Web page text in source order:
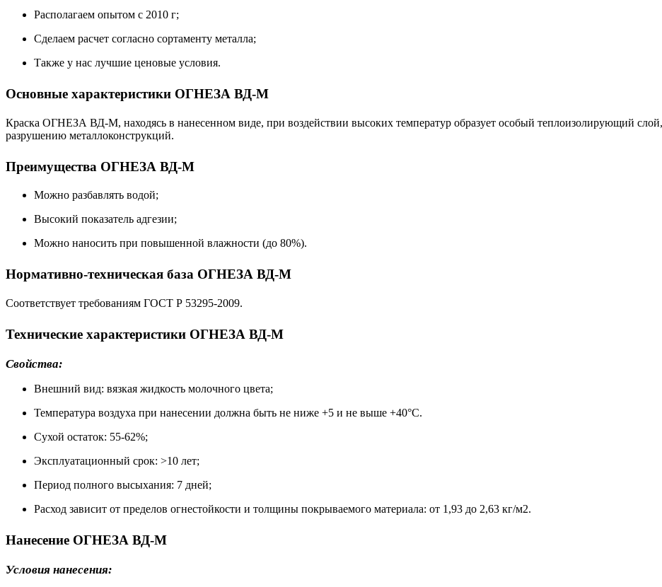
Располагаем опытом с 2010 г;
Сделаем расчет согласно сортаменту металла;
Также у нас лучшие ценовые условия.
Основные характеристики ОГНЕЗА ВД-М
Краска ОГНЕЗА ВД-М, находясь в нанесенном виде, при воздействии высоких температур образует особый теплоизолирующий
разрушению металлоконструкций.
Преимущества ОГНЕЗА ВД-М
Можно разбавлять водой;
Высокий показатель адгезии;
Можно наносить при повышенной влажности (до 80%).
Нормативно-техническая база ОГНЕЗА ВД-М
Соответствует требованиям ГОСТ Р 53295-2009.
Технические характеристики ОГНЕЗА ВД-М
Свойства:
Внешний вид: вязкая жидкость молочного цвета;
Температура воздуха при нанесении должна быть не ниже +5 и не выше +40°С.
Сухой остаток: 55-62%;
Эксплуатационный срок: >10 лет;
Период полного высыхания: 7 дней;
Расход зависит от пределов огнестойкости и толщины покрываемого материала: от 1,93 до 2,63 кг/м2.
Нанесение ОГНЕЗА ВД-М
Условия нанесения: